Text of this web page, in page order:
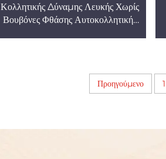
Κολλητικής Δύναμης Λευκής Χωρίς
Βουβόνες Φθάσης Αυτοκολλητικής
Προηγούμενο 1